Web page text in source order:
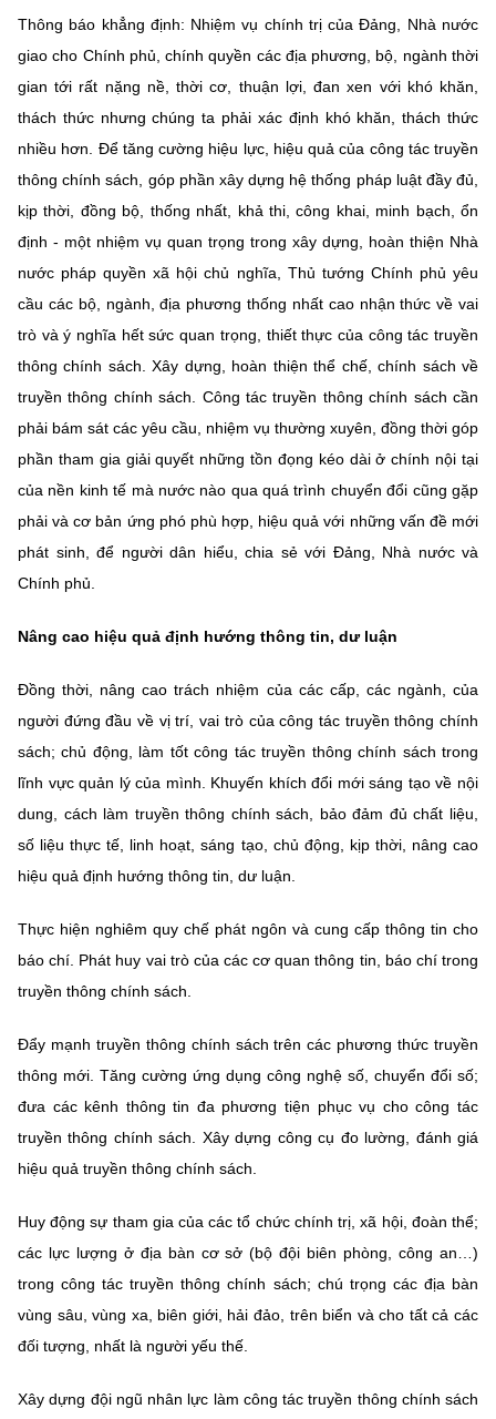
Thông báo khẳng định: Nhiệm vụ chính trị của Đảng, Nhà nước
giao cho Chính phủ, chính quyền các địa phương, bộ, ngành thời
gian tới rất nặng nề, thời cơ, thuận lợi, đan xen với khó khăn,
thách thức nhưng chúng ta phải xác định khó khăn, thách thức
nhiều hơn. Để tăng cường hiệu lực, hiệu quả của công tác truyền
thông chính sách, góp phần xây dựng hệ thống pháp luật đầy đủ,
kịp thời, đồng bộ, thống nhất, khả thi, công khai, minh bạch, ổn
định - một nhiệm vụ quan trọng trong xây dựng, hoàn thiện Nhà
nước pháp quyền xã hội chủ nghĩa, Thủ tướng Chính phủ yêu
cầu các bộ, ngành, địa phương thống nhất cao nhận thức về vai
trò và ý nghĩa hết sức quan trọng, thiết thực của công tác truyền
thông chính sách. Xây dựng, hoàn thiện thể chế, chính sách về
truyền thông chính sách. Công tác truyền thông chính sách cần
phải bám sát các yêu cầu, nhiệm vụ thường xuyên, đồng thời góp
phần tham gia giải quyết những tồn đọng kéo dài ở chính nội tại
của nền kinh tế mà nước nào qua quá trình chuyển đổi cũng gặp
phải và cơ bản ứng phó phù hợp, hiệu quả với những vấn đề mới
phát sinh, để người dân hiểu, chia sẻ với Đảng, Nhà nước và
Chính phủ.
Nâng cao hiệu quả định hướng thông tin, dư luận
Đồng thời, nâng cao trách nhiệm của các cấp, các ngành, của
người đứng đầu về vị trí, vai trò của công tác truyền thông chính
sách; chủ động, làm tốt công tác truyền thông chính sách trong
lĩnh vực quản lý của mình. Khuyến khích đổi mới sáng tạo về nội
dung, cách làm truyền thông chính sách, bảo đảm đủ chất liệu,
số liệu thực tế, linh hoạt, sáng tạo, chủ động, kịp thời, nâng cao
hiệu quả định hướng thông tin, dư luận.
Thực hiện nghiêm quy chế phát ngôn và cung cấp thông tin cho
báo chí. Phát huy vai trò của các cơ quan thông tin, báo chí trong
truyền thông chính sách.
Đẩy mạnh truyền thông chính sách trên các phương thức truyền
thông mới. Tăng cường ứng dụng công nghệ số, chuyển đổi số;
đưa các kênh thông tin đa phương tiện phục vụ cho công tác
truyền thông chính sách. Xây dựng công cụ đo lường, đánh giá
hiệu quả truyền thông chính sách.
Huy động sự tham gia của các tổ chức chính trị, xã hội, đoàn thể;
các lực lượng ở địa bàn cơ sở (bộ đội biên phòng, công an…)
trong công tác truyền thông chính sách; chú trọng các địa bàn
vùng sâu, vùng xa, biên giới, hải đảo, trên biển và cho tất cả các
đối tượng, nhất là người yếu thế.
Xây dựng đội ngũ nhân lực làm công tác truyền thông chính sách